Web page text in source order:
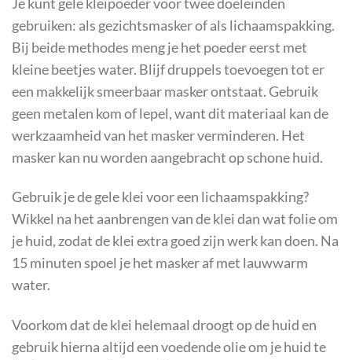
gebruiken: als gezichtsmasker of als lichaamspakking.
Bij beide methodes meng je het poeder eerst met
kleine beetjes water. Blijf druppels toevoegen tot er
een makkelijk smeerbaar masker ontstaat. Gebruik
geen metalen kom of lepel, want dit materiaal kan de
werkzaamheid van het masker verminderen. Het
masker kan nu worden aangebracht op schone huid.
Gebruik je de gele klei voor een lichaamspakking?
Wikkel na het aanbrengen van de klei dan wat folie om
je huid, zodat de klei extra goed zijn werk kan doen. Na
15 minuten spoel je het masker af met lauwwarm
water.
Voorkom dat de klei helemaal droogt op de huid en
gebruik hierna altijd een voedende olie om je huid te